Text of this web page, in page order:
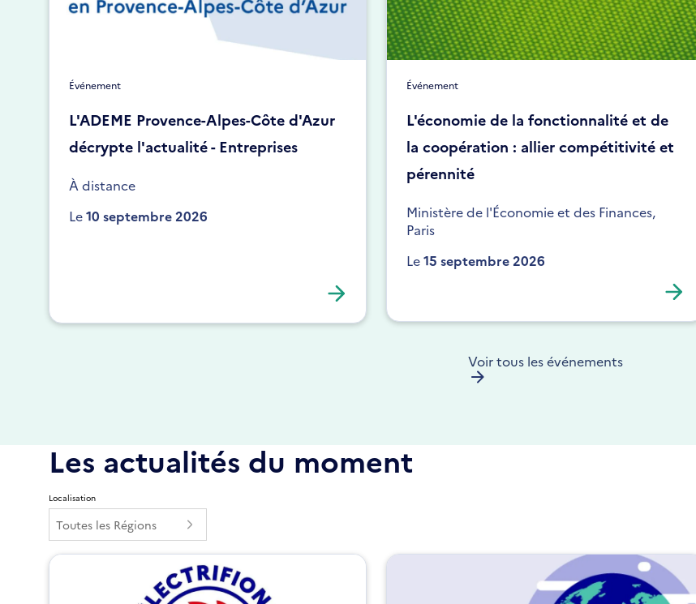
Événement
L'ADEME Provence-Alpes-Côte d'Azur
décrypte l'actualité - Entreprises
À distance
Le10 septembre 2026
Événement
L'économie de la fonctionnalité et de
la coopération : allier compétitivité et
pérennité
Ministère de l'Économie et des Finances,
Paris
Le15 septembre 2026
Voir tous les événements
Les actualités du moment
Localisation
Toutes les Régions